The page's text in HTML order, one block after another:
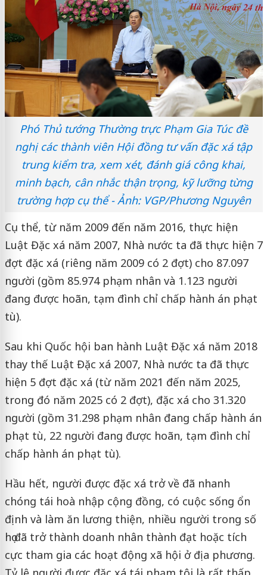
Phó Thủ tướng Thường trực Phạm Gia Túc đề
nghị các thành viên Hội đồng tư vấn đặc xá tập
trung kiểm tra, xem xét, đánh giá công khai,
minh bạch, cân nhắc thận trọng, kỹ lưỡng từng
trường hợp cụ thể - Ảnh: VGP/Phương Nguyên
Cụ thể, từ năm 2009 đến năm 2016, thực hiện
Luật Đặc xá năm 2007, Nhà nước ta đã thực hiện 7
đợt đặc xá (riêng năm 2009 có 2 đợt) cho 87.097
người (gồm 85.974 phạm nhân và 1.123 người
đang được hoãn, tạm đình chỉ chấp hành án phạt
tù).
Sau khi Quốc hội ban hành Luật Đặc xá năm 2018
thay thế Luật Đặc xá 2007, Nhà nước ta đã thực
hiện 5 đợt đặc xá (từ năm 2021 đến năm 2025,
trong đó năm 2025 có 2 đợt), đặc xá cho 31.320
người (gồm 31.298 phạm nhân đang chấp hành án
phạt tù, 22 người đang được hoãn, tạm đình chỉ
chấp hành án phạt tù).
Hầu hết, người được đặc xá trở về đã nhanh
chóng tái hoà nhập cộng đồng, có cuộc sống ổn
định và làm ăn lương thiện, nhiều người trong số
họ đã trở thành doanh nhân thành đạt hoặc tích
cực tham gia các hoạt động xã hội ở địa phương.